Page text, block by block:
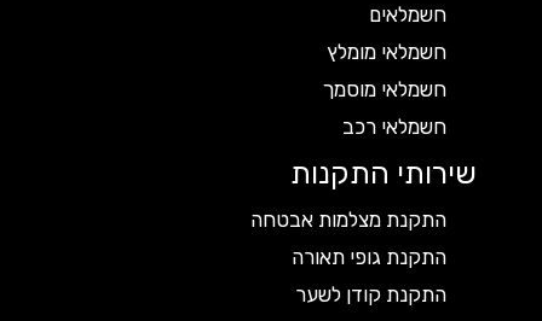
חשמלאים
חשמלאי מומלץ
חשמלאי מוסמך
חשמלאי רכב
שירותי התקנות
התקנת מצלמות אבטחה
התקנת גופי תאורה
התקנת קודן לשער